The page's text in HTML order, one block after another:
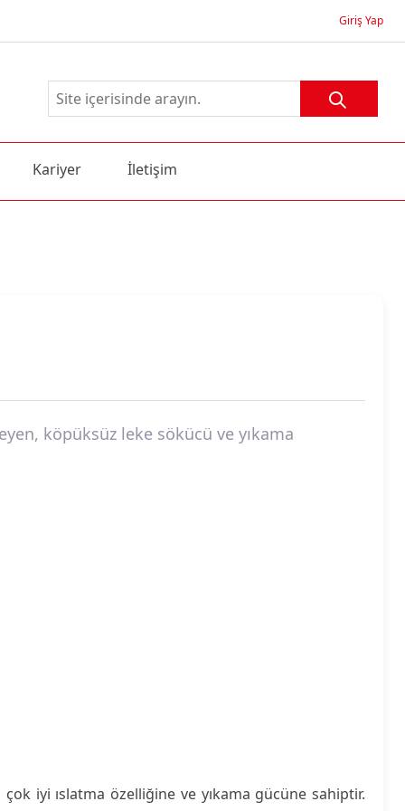
Giriş Yap
Kariyer İletişim
köpüksüz leke sökücü ve yıkama
iyi ıslatma özelliğine ve yıkama gücüne sahiptir.